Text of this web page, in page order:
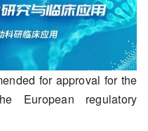
for approval for the
European regulatory